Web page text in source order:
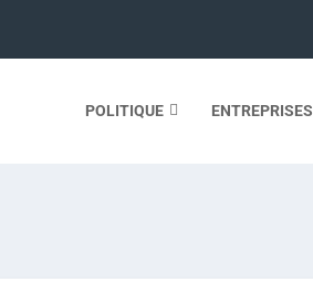
POLITIQUE ENTREPRISES